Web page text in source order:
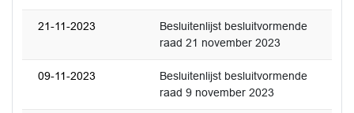
21-11-2023
Besluitenlijst besluitvormende
raad 21 november 2023
09-11-2023
Besluitenlijst besluitvormende
raad 9 november 2023